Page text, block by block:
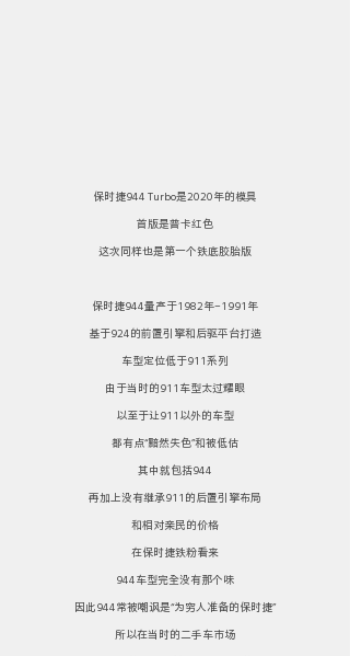
保时捷944 Turbo是2020年的模具
首版是普卡红色
这次同样也是第一个铁底胶胎版
保时捷944量产于1982年-1991年
基于924的前置引擎和后驱平台打造
车型定位低于911系列
由于当时的911车型太过耀眼
以至于让911以外的车型
都有点“黯然失色”和被低估
其中就包括944
再加上没有继承911的后置引擎布局
和相对亲民的价格
在保时捷铁粉看来
944车型完全没有那个味
因此944常被嘲讽是“为穷人准备的保时捷”
所以在当时的二手车市场